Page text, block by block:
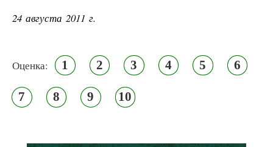
24 августа 2011 г.
Оценка: 1 2 3 4 5 6
7 8 9 10